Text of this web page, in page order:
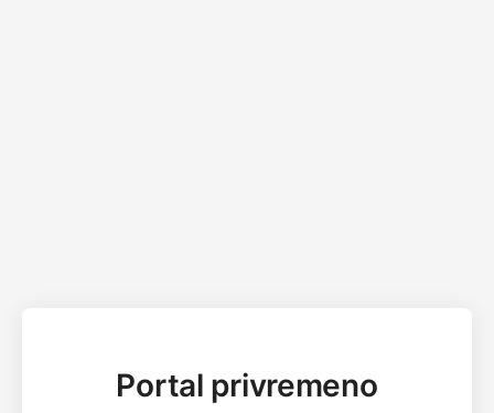
Portal privremeno